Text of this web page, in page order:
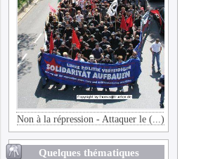
Non à la répression - Attaquer le (...)
Quelques thématiques